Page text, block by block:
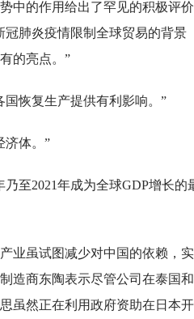
中的作用给出了罕见的积极评价
肺炎疫情限制全球贸易的背景
的亮点。”
恢复生产提供有利影响。”
济体。”
至2021年成为全球GDP增长的
业虽试图减少对中国的依赖，
造商东陶表示尽管公司在泰国
虽然正在利用政府资助在日本